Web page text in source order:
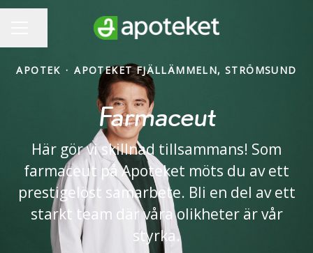
APOTEK · APOTEKET FJÄLLÄMMELN, STRÖMSUND
Farmaceut
Här gör vi skillnad tillsammans! Som
farmaceut på Apoteket möts du av ett
prestigelöst samarbete. Bli en del av ett
starkt team där våra olikheter är vår
styrka.